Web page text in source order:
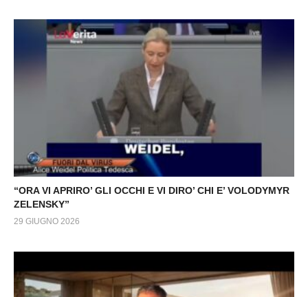
“ORA VI APRIRO’ GLI OCCHI E VI DIRO’ CHI E’ VOLODYMYR
ZELENSKY”
29 GIUGNO 2026